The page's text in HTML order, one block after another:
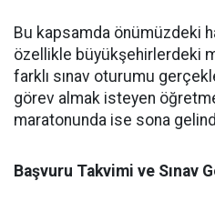
Bu kapsamda önümüzdeki
özellikle büyükşehirlerdeki
farklı sınav oturumu
görev almak isteyen
maratonunda ise sona
Başvuru Takvimi ve Sınav